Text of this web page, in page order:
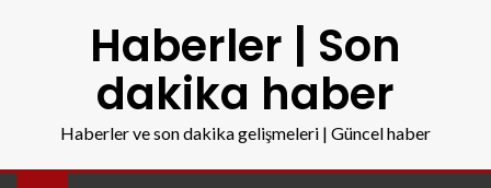
Haberler | Son
dakika haber
Haberler ve son dakika gelişmeleri | Güncel haber